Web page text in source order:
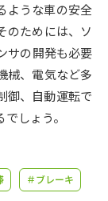
検索
ような車の安全
のためには、ソ
サの開発も必要
械、電気など多
御、自動運転で
しょう。
＃ブレーキ